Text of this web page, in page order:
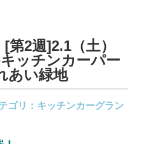
[第2週]2.1（土）
ッチンカーパー
あい緑地
ゴリ： キッチンカーグラン